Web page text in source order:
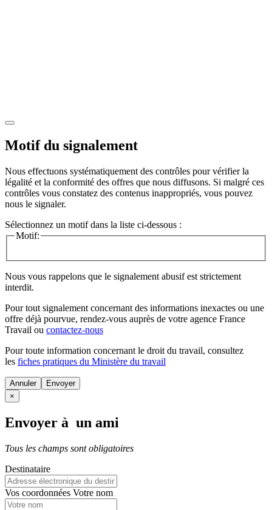
Motif du signalement
Nous effectuons systématiquement des contrôles pour vérifier la
légalité et la conformité des offres que nous diffusons. Si malgré ces
contrôles vous constatez des contenus inappropriés, vous pouvez
nous le signaler.
Sélectionnez un motif dans la liste ci-dessous :
Motif:
Nous vous rappelons que le signalement abusif est strictement
interdit.
Pour tout signalement concernant des informations inexactes ou une
offre déjà pourvue, rendez-vous auprès de votre agence France
Travail ou contactez-nous
Pour toute information concernant le droit du travail, consultez
les fiches pratiques du Ministère du travail
Annuler
×
Envoyer à un ami
Tous les champs sont obligatoires
Destinataire
Vos coordonnées Votre nom